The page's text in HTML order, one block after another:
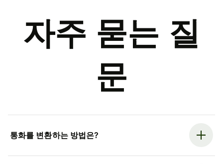
자주 묻는 질
문
통화를 변환하는 방법은?